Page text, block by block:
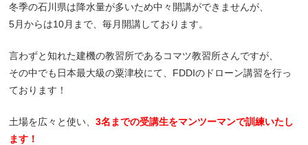
冬季の石川県は降水量が多いため中々開講ができませんが、
5月からは10月まで、毎月開講しております。
言わずと知れた建機の教習所であるコマツ教習所さんですが、
その中でも日本最大級の粟津校にて、FDDIのドローン講習を行っ
ております！
土場を広々と使い、3名までの受講生をマンツーマンで訓練いたし
ます！